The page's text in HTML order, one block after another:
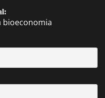
bioeconomia